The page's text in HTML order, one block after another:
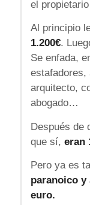
el propietario
Al principio
1.200€.
Se enfada,
estafadores,
arquitecto,
abogado…
Después de
que sí, eran
Pero ya es
paranoico y
euro.